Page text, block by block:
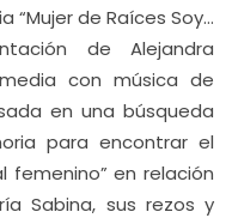
“Mujer de Raíces Soy…
de Alejandra
con música de
en una búsqueda
para encontrar el
femenino” en relación
Sabina, sus rezos y